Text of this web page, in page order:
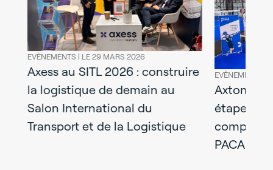
EVÈNEMENTS | LE 30 JANVIER 2026
Axtom Padel Tour : première
étape à Signes dans un
complexe réalisé par Axess
Axess